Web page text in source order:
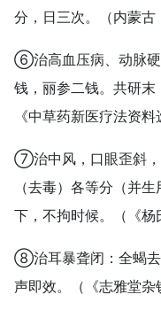
分，日三次。（内蒙古
⑥治高血压病、动脉硬
钱，丽参二钱。共研
《中草药新医疗法资料
⑦治中风，口眼歪斜，
（去毒）各等分（并
下，不拘时候。（《杨
⑧治耳暴聋闭：全蝎去
声即效。（《志雅堂杂